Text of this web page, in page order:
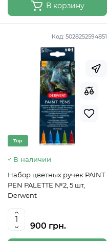
В корзину
Код: 5028252594851
Top
В наличии
Набор цветных ручек PAINT
PEN PALETTE №2, 5 шт,
Derwent
900 грн.